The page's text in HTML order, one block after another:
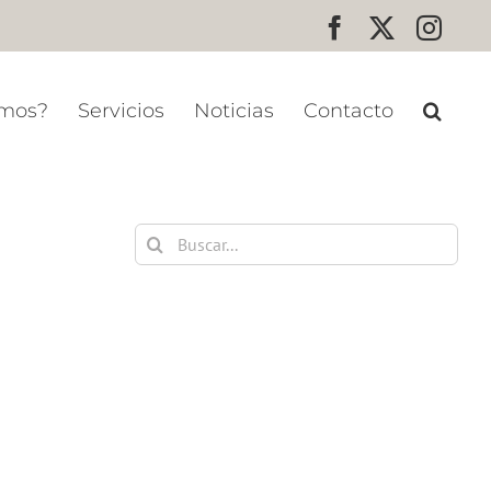
Facebook
Servicios Noticias Contacto
Buscar: